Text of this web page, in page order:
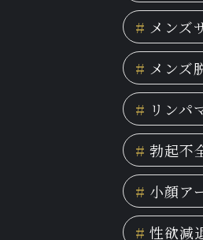
# メンズ
# メンズ
# リンパ
# 勃起不
# 小顔ア
# 性欲減